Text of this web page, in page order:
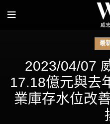
最
2023/04/07
17.18億元與去
業庫存水位改